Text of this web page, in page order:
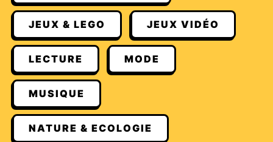
JEUX & LEGO JEUX VIDÉO
LECTURE MODE
MUSIQUE
NATURE & ECOLOGIE